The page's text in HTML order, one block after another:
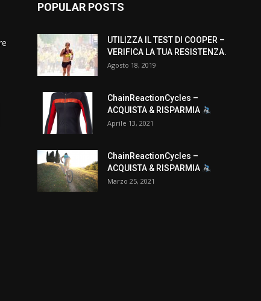
POPULAR POSTS
UTILIZZA IL TEST DI COOPER –
VERIFICA LA TUA RESISTENZA.
Agosto 18, 2019
ChainReactionCycles –
ACQUISTA & RISPARMIA
Aprile 13, 2021
ChainReactionCycles –
ACQUISTA & RISPARMIA
Marzo 25, 2021